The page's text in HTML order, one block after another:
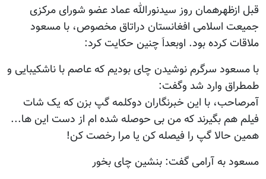
قبل ازظهرهمان روز سیدنورالله عماد عضو شورای مرکزی
جمیعت اسلامی افغانستان دراتاق مخصوص، با مسعود
ملاقات کرده بود. اوبعداَ چنین حکایت کرد:
با مسعود سرگرم نوشیدن چای بودیم که عاصم با ناشکیبایی و
طمطراق وارد شد وگفت:
آمرصاحب، با این خبرنگاران دوکلمه گپ بزن که یک شات
فیلم هم بگیرند که من بی حوصله شده ام از دست این ها...
همین حالا گپ را فیصله کن یا مرا رخصت کن!
مسعود به آرامی گفت: بنشین چای بخور